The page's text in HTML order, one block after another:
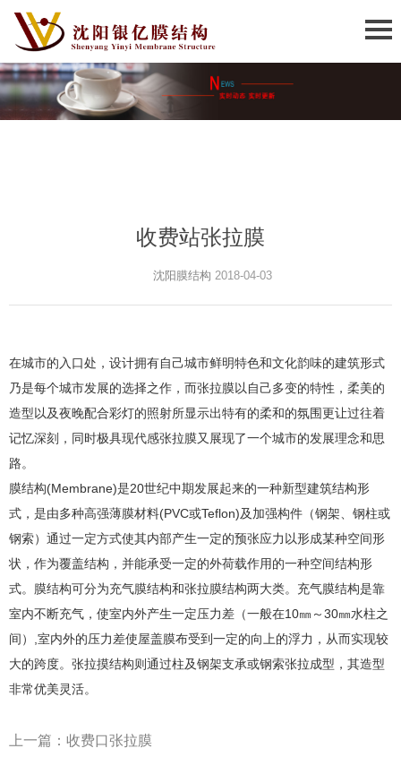
收费站张拉膜
沈阳膜结构 2018-04-03
在城市的入口处，设计拥有自己城市鲜明特色和文化韵味的建筑形式
乃是每个城市发展的选择之作，而张拉膜以自己多变的特性，柔美的
造型以及夜晚配合彩灯的照射所显示出特有的柔和的氛围更让过往着
记忆深刻 ，同时极具现代感张拉膜又展现了一个城市的发展理念和思
路。
膜结构(Membrane)是20世纪中期发展起来的一种新型建筑结构形
式，是由多种高强薄膜材料(PVC或Teflon)及加强构件（钢架、钢柱或
钢索）通过一定方式使其内部产生一定的预张应力以形成某种空间形
状，作为覆盖结构，并能承受一定的外荷载作用的一种空间结构形
式。膜结构可分为充气膜结构和张拉膜结构两大类。充气膜结构是靠
室内不断充气，使室内外产生一定压力差（一般在10㎜～30㎜水柱之
间）,室内外的压力差使屋盖膜布受到一定的向上的浮力，从而实现较
大的跨度。张拉摸结构则通过柱及钢架支承或钢索张拉成型，其造型
非常优美灵活。
上一篇： 收费口张拉膜